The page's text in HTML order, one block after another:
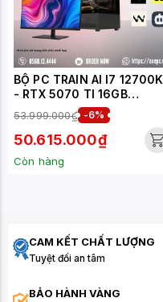
BỘ PC TRAIN AI I7 12700K
- RTX 5070 TI 16GB
(XUEPC067-TA)
53.999.000₫ -6%
50.615.000₫
Còn hàng
CAM KẾT CHẤT LƯỢNG
Tuyệt đối an tâm
BẢO HÀNH VÀNG